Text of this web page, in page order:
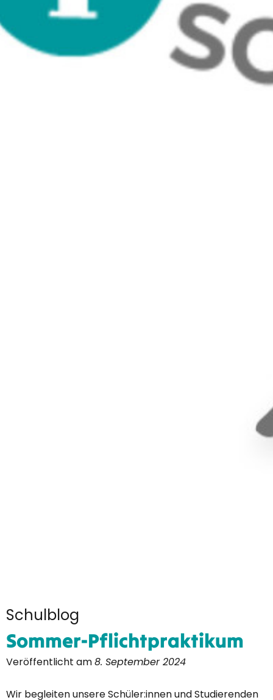
Schulblog
Sommer-Pflichtpraktikum
Veröffentlicht am8. September 2024
Wir begleiten unsere Schüler:innen und Studierenden